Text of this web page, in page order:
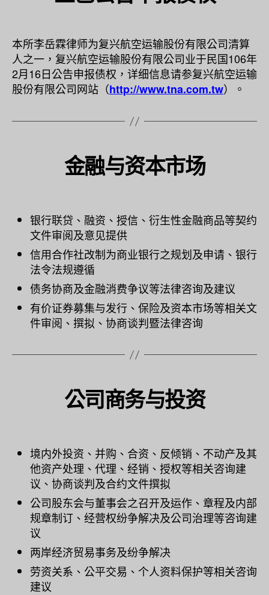
本所李岳霖律师为复兴航空运输股份有限公司清算
人之一，复兴航空运输股份有限公司业于民国106年
2月16日公告申报债权，详细信息请参复兴航空运输
股份有限公司网站（http://www.tna.com.tw）。
金融与资本市场
银行联贷、融资、授信、衍生性金融商品等契约
文件审阅及意见提供
信用合作社改制为商业银行之规划及申请、银行
法令法规遵循
债务协商及金融消费争议等法律咨询及建议
有价证券募集与发行、保险及资本市场等相关文
件审阅、撰拟、协商谈判暨法律咨询
公司商务与投资
境内外投资、并购、合资、反倾销、不动产及其
他资产处理、代理、经销、授权等相关咨询建
议、协商谈判及合约文件撰拟
公司股东会与董事会之召开及运作、章程及内部
规章制订、经营权纷争解决及公司治理等咨询建
议
两岸经济贸易事务及纷争解决
劳资关系、公平交易、个人资料保护等相关咨询
建议